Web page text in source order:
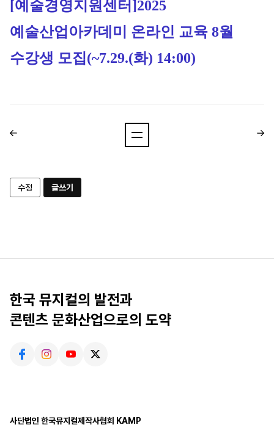
[예술경영지원센터]2025
예술산업아카데미 온라인 교육 8월
수강생 모집(~7.29.(화) 14:00)
수정 글쓰기
한국 뮤지컬의 발전과
콘텐츠 문화산업으로의 도약
사단법인 한국뮤지컬제작사협회 KAMP